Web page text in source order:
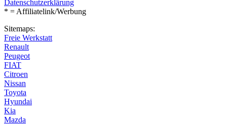
Datenschutzerklärung
* = Affiliatelink/Werbung
Sitemaps:
Freie Werkstatt
Renault
Peugeot
FIAT
Citroen
Nissan
Toyota
Hyundai
Kia
Mazda